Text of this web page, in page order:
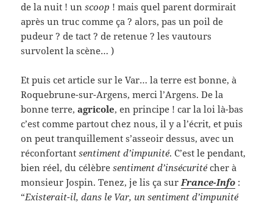
de la nuit ! unscoop ! mais quel parent dormirait
après un truc comme ça ? alors, pas un poil de
pudeur ? de tact ? de retenue ? les vautours
survolent la scène… )
Et puis cet article sur le Var… la terre est bonne, à
Roquebrune-sur-Argens, merci l’Argens. De la
bonne terre,agricole, en principe ! car la loi là-bas
c’est comme partout chez nous, il y a l’écrit, et puis
on peut tranquillement s’asseoir dessus, avec un
réconfortantsentiment d’impunité. C’est le pendant,
bien réel, du célèbresentiment d’insécuritécher à
monsieur Jospin. Tenez, je lis ça surFrance-Info :
“Existerait-il, dans le Var, un sentiment d’impunité